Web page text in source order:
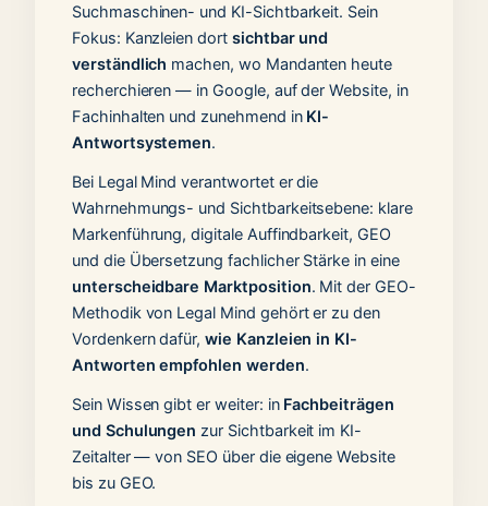
Suchmaschinen- und KI-Sichtbarkeit. Sein
Fokus: Kanzleien dort sichtbar und
verständlich machen, wo Mandanten heute
recherchieren — in Google, auf der Website, in
Fachinhalten und zunehmend in KI-
Antwortsystemen.
Bei Legal Mind verantwortet er die
Wahrnehmungs- und Sichtbarkeitsebene: klare
Markenführung, digitale Auffindbarkeit, GEO
und die Übersetzung fachlicher Stärke in eine
unterscheidbare Marktposition. Mit der GEO-
Methodik von Legal Mind gehört er zu den
Vordenkern dafür,wie Kanzleien in KI-
Antworten empfohlen werden.
Sein Wissen gibt er weiter: in Fachbeiträgen
und Schulungen zur Sichtbarkeit im KI-
Zeitalter — von SEO über die eigene Website
bis zu GEO.